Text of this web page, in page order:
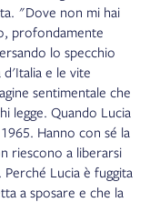
"Dove non mi hai
profondamente
lo specchio
e le vite
sentimentale che
legge. Quando Lucia
Hanno con sé la
riescono a liberarsi
Lucia è fuggita
a sposare e che la